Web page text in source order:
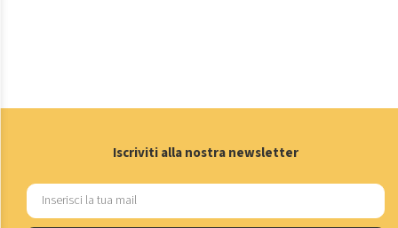
Iscriviti alla nostra newsletter